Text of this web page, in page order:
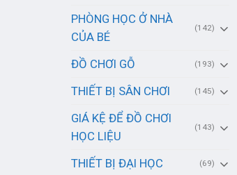
PHÒNG HỌC Ở NHÀ
CỦA BÉ
(142)
ĐỒ CHƠI GỖ (193)
THIẾT BỊ SÂN CHƠI (145)
GIÁ KỆ ĐỂ ĐỒ CHƠI
HỌC LIỆU
(143)
THIẾT BỊ ĐẠI HỌC (69)